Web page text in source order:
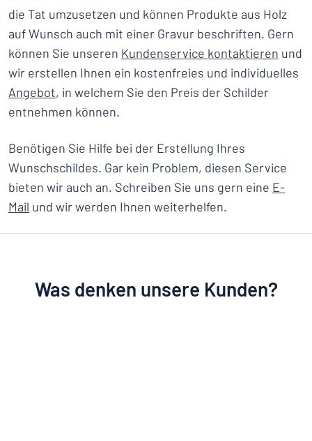
die Tat umzusetzen und können Produkte aus Holz
auf Wunsch auch mit einer Gravur beschriften. Gern
können Sie unseren Kundenservice kontaktieren und
wir erstellen Ihnen ein kostenfreies und individuelles
Angebot, in welchem Sie den Preis der Schilder
entnehmen können.
Benötigen Sie Hilfe bei der Erstellung Ihres
Wunschschildes. Gar kein Problem, diesen Service
bieten wir auch an. Schreiben Sie uns gern eine E-
Mail und wir werden Ihnen weiterhelfen.
Was denken unsere Kunden?